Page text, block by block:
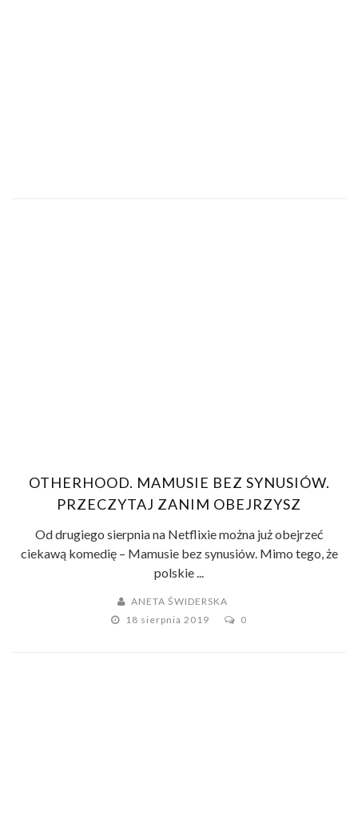
OTHERHOOD. MAMUSIE BEZ SYNUSIÓW.
PRZECZYTAJ ZANIM OBEJRZYSZ
Od drugiego sierpnia na Netflixie można już obejrzeć
ciekawą komedię – Mamusie bez synusiów. Mimo tego, że
polskie ...
ANETA ŚWIDERSKA
18 sierpnia 2019
0